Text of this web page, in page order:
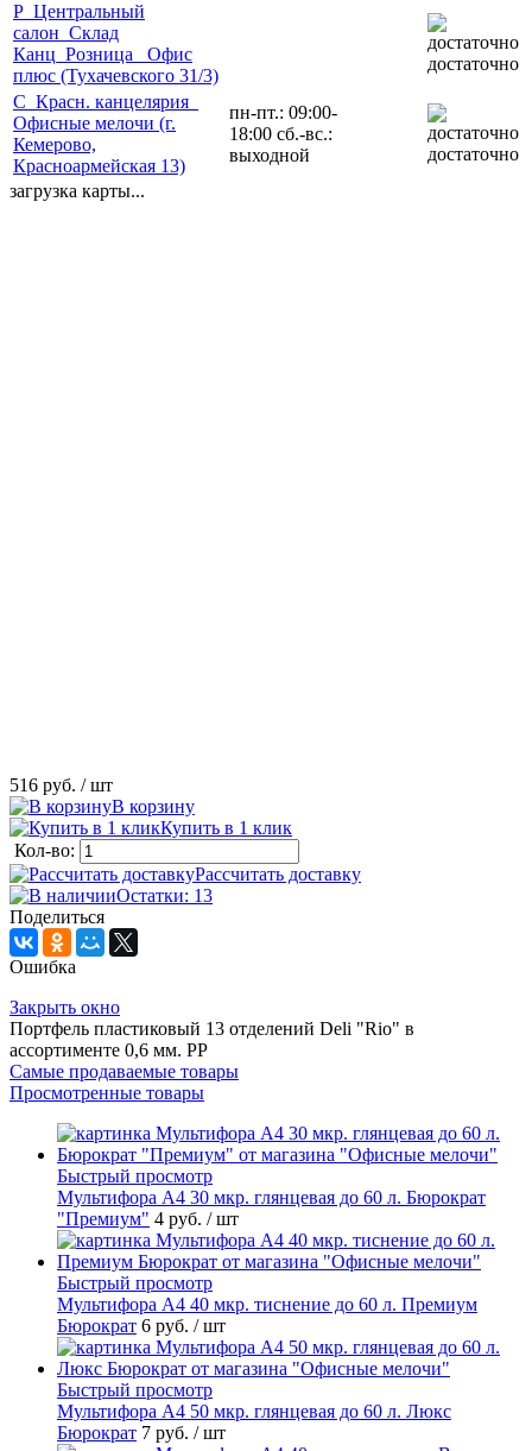
Р_Центральный
салон_Склад
Канц_Розница_ Офис
плюс (Тухачевского 31/3)
достаточно
С_Красн. канцелярия_
Офисные мелочи (г.
Кемерово,
Красноармейская 13)
пн-пт.: 09:00-
18:00 сб.-вс.:
выходной
достаточно
загрузка карты...
516 руб. / шт
В корзину
Купить в 1 клик
Кол-во:
Рассчитать доставку
Остатки: 13
Поделиться
Ошибка
Закрыть окно
Портфель пластиковый 13 отделений Deli "Rio" в
ассортименте 0,6 мм. PP
Самые продаваемые товары
Просмотренные товары
Быстрый просмотр
Мультифора А4 30 мкр. глянцевая до 60 л. Бюрократ
"Премиум" 4 руб. / шт
Быстрый просмотр
Мультифора А4 40 мкр. тиснение до 60 л. Премиум
Бюрократ 6 руб. / шт
Быстрый просмотр
Мультифора А4 50 мкр. глянцевая до 60 л. Люкс
Бюрократ 7 руб. / шт